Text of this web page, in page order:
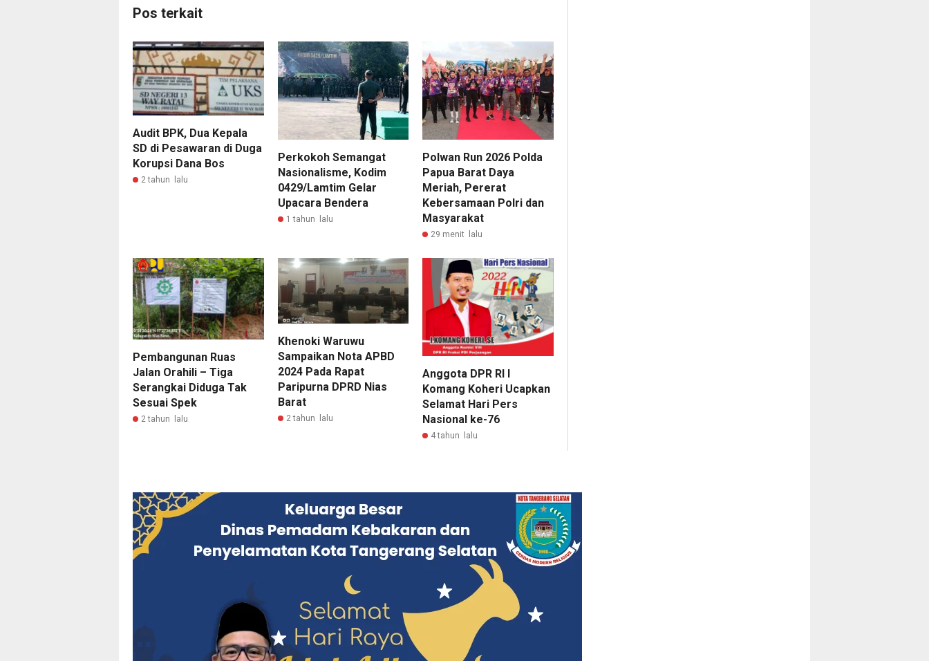
Pos terkait
Audit BPK, Dua Kepala
SD di Pesawaran di Duga
Korupsi Dana Bos
2 tahun lalu
Perkokoh Semangat
Nasionalisme, Kodim
0429/Lamtim Gelar
Upacara Bendera
1 tahun lalu
Polwan Run 2026 Polda
Papua Barat Daya
Meriah, Pererat
Kebersamaan Polri dan
Masyarakat
29 menit lalu
Pembangunan Ruas
Jalan Orahili – Tiga
Serangkai Diduga Tak
Sesuai Spek
2 tahun lalu
Khenoki Waruwu
Sampaikan Nota APBD
2024 Pada Rapat
Paripurna DPRD Nias
Barat
2 tahun lalu
Anggota DPR RI I
Komang Koheri Ucapkan
Selamat Hari Pers
Nasional ke-76
4 tahun lalu